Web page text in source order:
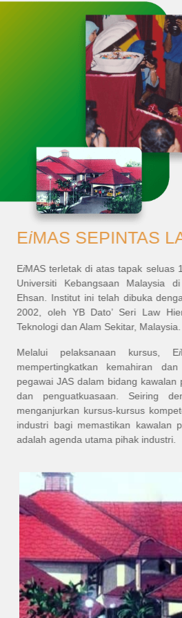
EiMAS SEPINTAS
EiMAS terletak di atas tapak seluas
Universiti Kebangsaan Malaysia
Ehsan. Institut ini telah dibuka
2002, oleh YB Dato’ Seri Law
Teknologi dan Alam Sekitar, Malaysia.
Melalui pelaksanaan kursus, Ei
mempertingkatkan kemahiran
pegawai JAS dalam bidang kawalan
dan penguatkuasaan. Seiring
menganjurkan kursus-kursus
industri bagi memastikan kawalan
adalah agenda utama pihak industri.